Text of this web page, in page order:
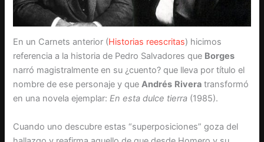
En un Carnets anterior (Historias reescritas) hicimos
referencia a la historia de Pedro Salvadores que Borges
narró magistralmente en su ¿cuento? que lleva por título el
nombre de ese personaje y queAndrés Rivera transformó
en una novela ejemplar:En esta dulce tierra (1985).
Cuando uno descubre estas “superposiciones” goza del